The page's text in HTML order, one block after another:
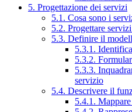
5. Progettazione dei servizi
5.1. Cosa sono i
5.2. Progettare
5.3. Definire il
5.3.1.
5.3.2.
5.3.3.
servizio
5.4. Descrivere il
5.4.1. Mappare